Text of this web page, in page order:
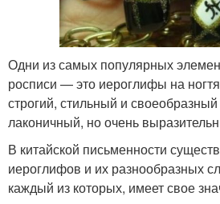
Одни из самых популярных
росписи — это иероглифы на
строгий, стильный и
лаконичный, но очень
В китайской письменности
иероглифов и их разнообразных
каждый из которых, имеет свое